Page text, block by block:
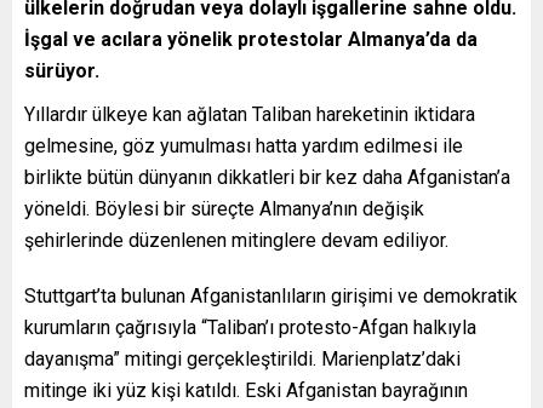
ülkelerin doğrudan veya dolaylı işgallerine sahne oldu.
İşgal ve acılara yönelik protestolar Almanya’da da
sürüyor.
Yıllardır ülkeye kan ağlatan Taliban hareketinin iktidara
gelmesine, göz yumulması hatta yardım edilmesi ile
birlikte bütün dünyanın dikkatleri bir kez daha Afganistan’a
yöneldi. Böylesi bir süreçte Almanya’nın değişik
şehirlerinde düzenlenen mitinglere devam ediliyor.
Stuttgart’ta bulunan Afganistanlıların girişimi ve demokratik
kurumların çağrısıyla “Taliban’ı protesto-Afgan halkıyla
dayanışma” mitingi gerçekleştirildi. Marienplatz’daki
mitinge iki yüz kişi katıldı. Eski Afganistan bayrağının